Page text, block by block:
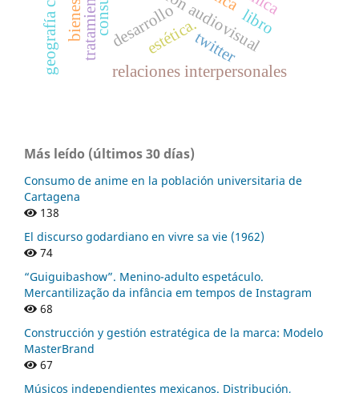
estética.
relaciones interpersonales
desarrollo twitter
libro
Más leído (últimos 30 días)
Consumo de anime en la población universitaria de
Cartagena
138
El discurso godardiano en vivre sa vie (1962)
74
“Guiguibashow”. Menino-adulto espetáculo.
Mercantilização da infância em tempos de Instagram
68
Construcción y gestión estratégica de la marca: Modelo
MasterBrand
67
Músicos independientes mexicanos. Distribución,